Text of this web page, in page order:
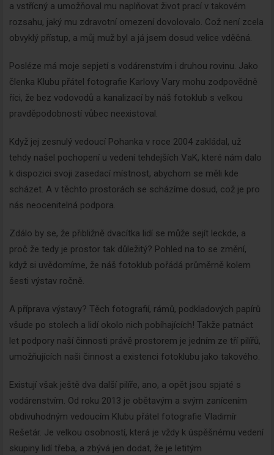
a vstřícný a umožňoval mu naplňovat život prací v takovém
rozsahu, jaký mu zdravotní omezení dovolovalo. Což není zcela
obvyklý přístup, a můj muž byl a já jsem dosud velice vděčná.
Posléze má moje sepjetí s vodárenstvím i druhou rovinu. Jako
členka Klubu přátel fotografie Karlovy Vary mohu zodpovědně
říci, že bez vodovodů a kanalizací by náš fotoklub s velkou
pravděpodobností vůbec neexistoval.
Když jej zesnulý vedoucí Pohanka v roce 2004 zakládal, už
tehdy našel pochopení u vedení tehdejších VaK, které nám dalo
k dispozici svoji zasedací místnost, abychom se měli kde
scházet. A v těchto prostorách se scházíme dosud, což je pro
nás neocenitelná podpora.
Zdálo by se, že přibližně dvacítka lidí se může sejít leckde, a
proč že tedy je prostor tak důležitý? Pohled na to se změní,
když si uvědomíme, že náš fotoklub pořádá průměrně kolem
šesti výstav ročně.
A příprava výstavy? Těch fotografií, rámů, podkladových papírů
všude po stolech a lidí okolo nich pobíhajících! Takže patnáct
let podpory naší činnosti právě prostorem je jedním ze tří pilířů,
umožňujících naši činnost a existenci fotoklubu jako takového.
Existují však ještě dva další pilíře, ano, a opět jsou spjaté s
vodárenstvím. Od roku 2013 je obětavým a svým zanícením
obdivuhodným vedoucím Klubu přátel fotografie Vladimír
Rešetár. Je velkou osobností, která je vždy k úspěšnému vedení
skupiny lidí třeba, a zbývá jen dodat, že je letitým